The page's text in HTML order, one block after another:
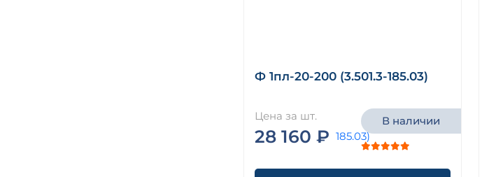
Ф 1пл-20-200 (3.501.3-185.03)
Цена за шт.
28 160 ₽
В наличии